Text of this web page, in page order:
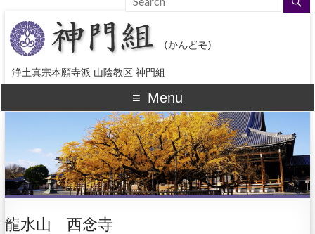
浄土真宗本願寺派 山陰教区 神門組
Menu
龍水山 西念寺